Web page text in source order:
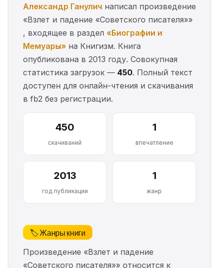
Александр Ганулич написал произведение
«Взлет и падение «Советского писателя»»
, входящее в раздел «Биографии и
Мемуары» на Книгизм. Книга
опубликована в 2013 году. Совокупная
статистика загрузок — 450. Полный текст
доступен для онлайн-чтения и скачивания
в fb2 без регистрации.
450
скачиваний
1
впечатление
2013
год публикации
1
жанр
🏷️ Жанры книги
Произведение «Взлет и падение
«Советского писателя»» относится к